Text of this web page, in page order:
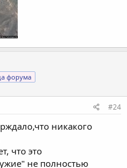
форума
#24
никакого
что это
не полностью